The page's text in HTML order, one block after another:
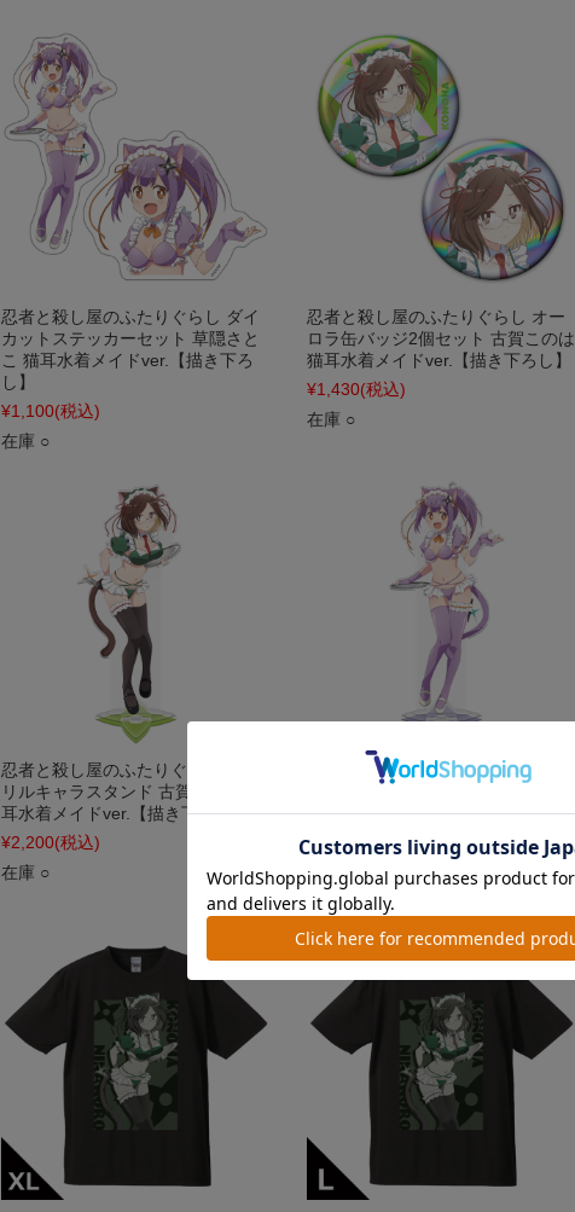
忍者と殺し屋のふたりぐらし ダイ
カットステッカーセット 草隠さと
こ 猫耳水着メイドver.【描き下ろ
し】
¥1,100(税込)
在庫 ○
忍者と殺し屋のふたりぐらし オー
ロラ缶バッジ2個セット 古賀このは
猫耳水着メイドver.【描き下ろし】
¥1,430(税込)
在庫 ○
忍者と殺し屋のふたりぐらし アク
リルキャラスタンド 古賀このは 猫
耳水着メイドver.【描き下ろし】
¥2,200(税込)
在庫 ○
忍者と殺し屋のふたりぐらし アク
耳水着メイドver.【描き下ろし】
¥2,200(税込)
在庫 ○